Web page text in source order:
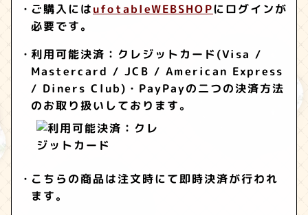
ご購入にはufotableWEBSHOPにログインが
必要です。
利用可能決済：クレジットカード(Visa /
Mastercard / JCB / American Express
/ Diners Club)・PayPayの二つの決済方法
のお取り扱いしております。
こちらの商品は注文時にて即時決済が行われ
ます。